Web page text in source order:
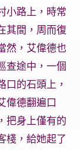
小路上，時常
其間，周而復
然，艾偉德也
查途中，一個
口的石頭上，
偉德翻遍口
把身上僅有的
棧，給她起了